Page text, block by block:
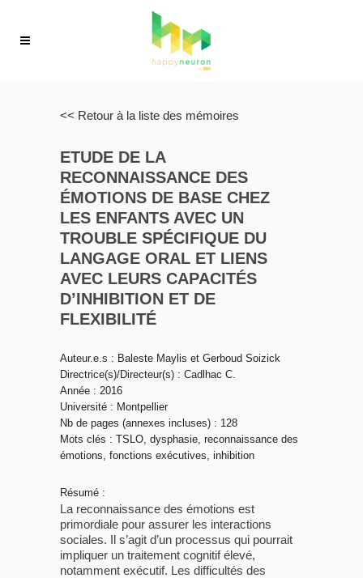
<< Retour à la liste des mémoires
ETUDE DE LA
RECONNAISSANCE DES
ÉMOTIONS DE BASE CHEZ
LES ENFANTS AVEC UN
TROUBLE SPÉCIFIQUE DU
LANGAGE ORAL ET LIENS
AVEC LEURS CAPACITÉS
D’INHIBITION ET DE
FLEXIBILITÉ
Auteur.e.s : Baleste Maylis et Gerboud Soizick
Directrice(s)/Directeur(s) : Cadlhac C.
Année : 2016
Université : Montpellier
Nb de pages (annexes incluses) : 128
Mots clés : TSLO, dysphasie, reconnaissance des
émotions, fonctions exécutives, inhibition
Résumé :
La reconnaissance des émotions est
primordiale pour assurer les interactions
sociales. Il s’agit d’un processus qui pourrait
impliquer un traitement cognitif élevé,
notamment exécutif. Les difficultés des